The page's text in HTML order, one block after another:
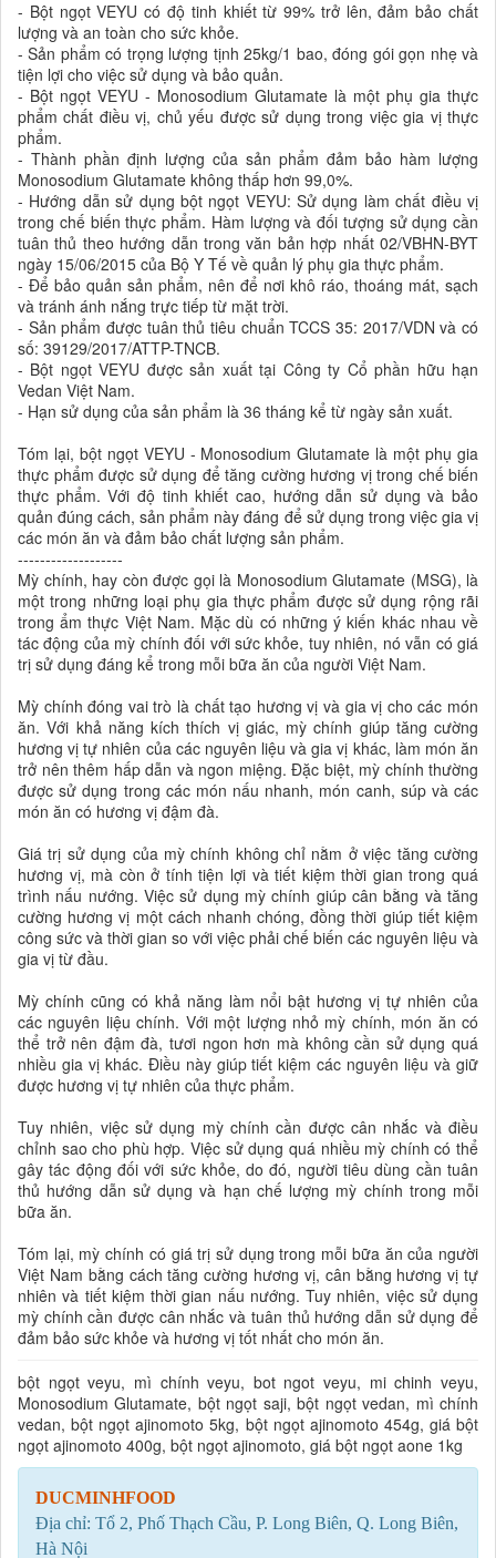
- Bột ngọt VEYU có độ tinh khiết từ 99% trở lên, đảm bảo chất
lượng và an toàn cho sức khỏe.
- Sản phẩm có trọng lượng tịnh 25kg/1 bao, đóng gói gọn nhẹ và
tiện lợi cho việc sử dụng và bảo quản.
- Bột ngọt VEYU - Monosodium Glutamate là một phụ gia thực
phẩm chất điều vị, chủ yếu được sử dụng trong việc gia vị thực
phẩm.
- Thành phần định lượng của sản phẩm đảm bảo hàm lượng
Monosodium Glutamate không thấp hơn 99,0%.
- Hướng dẫn sử dụng bột ngọt VEYU: Sử dụng làm chất điều vị
trong chế biến thực phẩm. Hàm lượng và đối tượng sử dụng cần
tuân thủ theo hướng dẫn trong văn bản hợp nhất 02/VBHN-BYT
ngày 15/06/2015 của Bộ Y Tế về quản lý phụ gia thực phẩm.
- Để bảo quản sản phẩm, nên để nơi khô ráo, thoáng mát, sạch
và tránh ánh nắng trực tiếp từ mặt trời.
- Sản phẩm được tuân thủ tiêu chuẩn TCCS 35: 2017/VDN và có
số: 39129/2017/ATTP-TNCB.
- Bột ngọt VEYU được sản xuất tại Công ty Cổ phần hữu hạn
Vedan Việt Nam.
- Hạn sử dụng của sản phẩm là 36 tháng kể từ ngày sản xuất.
Tóm lại, bột ngọt VEYU - Monosodium Glutamate là một phụ gia
thực phẩm được sử dụng để tăng cường hương vị trong chế biến
thực phẩm. Với độ tinh khiết cao, hướng dẫn sử dụng và bảo
quản đúng cách, sản phẩm này đáng để sử dụng trong việc gia vị
các món ăn và đảm bảo chất lượng sản phẩm.
-------------------
Mỳ chính, hay còn được gọi là Monosodium Glutamate (MSG), là
một trong những loại phụ gia thực phẩm được sử dụng rộng rãi
trong ẩm thực Việt Nam. Mặc dù có những ý kiến khác nhau về
tác động của mỳ chính đối với sức khỏe, tuy nhiên, nó vẫn có giá
trị sử dụng đáng kể trong mỗi bữa ăn của người Việt Nam.
Mỳ chính đóng vai trò là chất tạo hương vị và gia vị cho các món
ăn. Với khả năng kích thích vị giác, mỳ chính giúp tăng cường
hương vị tự nhiên của các nguyên liệu và gia vị khác, làm món ăn
trở nên thêm hấp dẫn và ngon miệng. Đặc biệt, mỳ chính thường
được sử dụng trong các món nấu nhanh, món canh, súp và các
món ăn có hương vị đậm đà.
Giá trị sử dụng của mỳ chính không chỉ nằm ở việc tăng cường
hương vị, mà còn ở tính tiện lợi và tiết kiệm thời gian trong quá
trình nấu nướng. Việc sử dụng mỳ chính giúp cân bằng và tăng
cường hương vị một cách nhanh chóng, đồng thời giúp tiết kiệm
công sức và thời gian so với việc phải chế biến các nguyên liệu và
gia vị từ đầu.
Mỳ chính cũng có khả năng làm nổi bật hương vị tự nhiên của
các nguyên liệu chính. Với một lượng nhỏ mỳ chính, món ăn có
thể trở nên đậm đà, tươi ngon hơn mà không cần sử dụng quá
nhiều gia vị khác. Điều này giúp tiết kiệm các nguyên liệu và giữ
được hương vị tự nhiên của thực phẩm.
Tuy nhiên, việc sử dụng mỳ chính cần được cân nhắc và điều
chỉnh sao cho phù hợp. Việc sử dụng quá nhiều mỳ chính có thể
gây tác động đối với sức khỏe, do đó, người tiêu dùng cần tuân
thủ hướng dẫn sử dụng và hạn chế lượng mỳ chính trong mỗi
bữa ăn.
Tóm lại, mỳ chính có giá trị sử dụng trong mỗi bữa ăn của người
Việt Nam bằng cách tăng cường hương vị, cân bằng hương vị tự
nhiên và tiết kiệm thời gian nấu nướng. Tuy nhiên, việc sử dụng
mỳ chính cần được cân nhắc và tuân thủ hướng dẫn sử dụng để
đảm bảo sức khỏe và hương vị tốt nhất cho món ăn.
bột ngọt veyu, mì chính veyu, bot ngot veyu, mi chinh veyu,
Monosodium Glutamate, bột ngọt saji, bột ngọt vedan, mì chính
vedan, bột ngọt ajinomoto 5kg, bột ngọt ajinomoto 454g, giá bột
ngọt ajinomoto 400g, bột ngọt ajinomoto, giá bột ngọt aone 1kg
DUCMINHFOOD
Địa chỉ: Tổ 2, Phố Thạch Cầu, P. Long Biên, Q. Long Biên,
Hà Nội